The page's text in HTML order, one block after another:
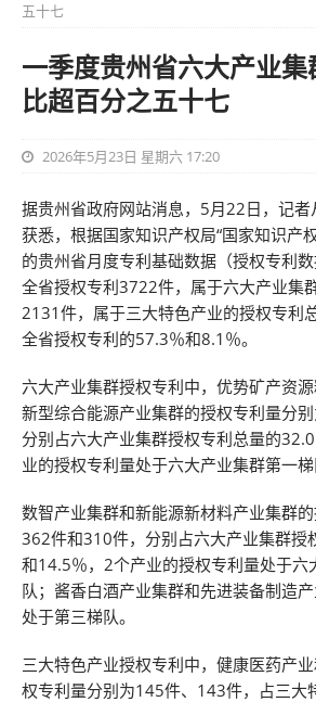
五十七
一季度贵州省六大产业
比超百分之五十七
2026年5月23日 星期六 17:20
据贵州省政府网站消息，5月22日，记
获悉，根据国家知识产权局“国家知识产
的贵州省月度专利基础数据（授权专利数
全省授权专利3722件，属于六大产业集
2131件，属于三大特色产业的授权专利
全省授权专利的57.3％和8.1％。
六大产业集群授权专利中，优势矿产资
新型综合能源产业集群的授权专利量分别
分别占六大产业集群授权专利总量的
业的授权专利量处于六大产业集群第一梯
数智产业集群和新能源新材料产业集群
362件和310件，分别占六大产业集群授
和14.5％，2个产业的授权专利量处于六
队；酱香白酒产业集群和先进装备制造
处于第三梯队。
三大特色产业授权专利中，健康医药产
权专利量分别为145件、143件，占三大